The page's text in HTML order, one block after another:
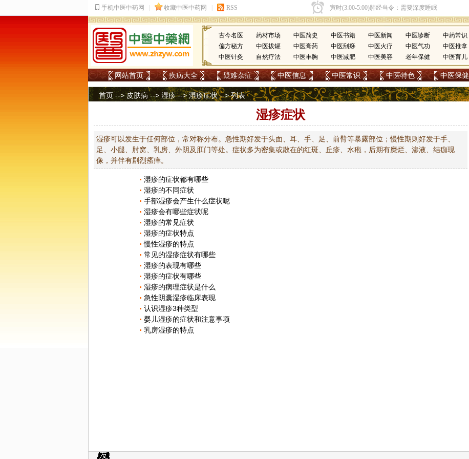
古今名医 药材市场 中医简史 中医书籍 中医新闻 中医诊断 中药常识
偏方秘方
中医拔罐 中医膏药 中医刮痧 中医火疗 中医气功 中医推拿
中医针灸
自然疗法 中医丰胸 中医减肥 中医美容 老年保健 中医育儿
网站首页 疾病大全 疑难杂症 中医信息 中医常识 中医特色 中医保健
首页 -->皮肤病 --> 湿疹-->湿疹症状-->列表
湿疹症状
湿疹可以发生于任何部位，常对称分布。急性期好发于头面、耳、手、足、前臂等暴露部位；慢性期则好发于手、
足、小腿、肘窝、乳房、外阴及肛门等处。症状多为密集或散在的红斑、丘疹、水疱，后期有糜烂、渗液、结痂现
像，并伴有剧烈瘙痒。
湿疹的症状都有哪些
湿疹的不同症状
手部湿疹会产生什么症状呢
湿疹会有哪些症状呢
湿疹的常见症状
湿疹的症状特点
慢性湿疹的特点
常见的湿疹症状有哪些
湿疹的表现有哪些
湿疹的症状有哪些
湿疹的病理症状是什么
急性阴囊湿疹临床表现
认识湿疹3种类型
婴儿湿疹的症状和注意事项
乳房湿疹的特点